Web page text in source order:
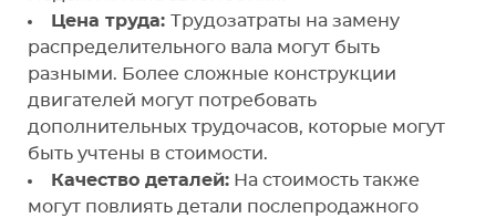
Цена труда: Трудозатраты на замену
распределительного вала могут быть
разными. Более сложные конструкции
двигателей могут потребовать
дополнительных трудочасов, которые могут
быть учтены в стоимости.
Качество деталей: На стоимость также
могут повлиять детали послепродажного